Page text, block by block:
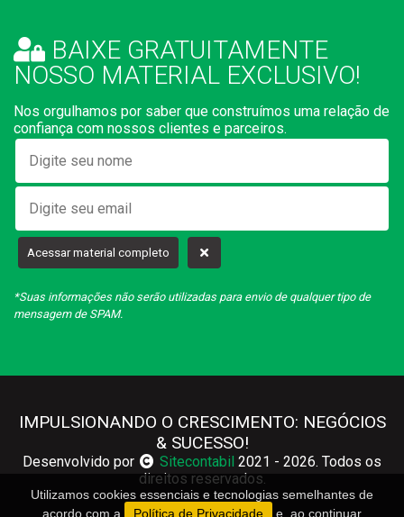
BAIXE GRATUITAMENTE
NOSSO MATERIAL EXCLUSIVO!
Nos orgulhamos por saber que construímos uma relação de
confiança com nossos clientes e parceiros.
Acessar material completo
*Suas informações não serão utilizadas para envio de qualquer tipo de
mensagem de SPAM.
IMPULSIONANDO O CRESCIMENTO: NEGÓCIOS
& SUCESSO!
Desenvolvido por Sitecontabil 2021 - 2026. Todos os
direitos reservados.
Utilizamos cookies essenciais e tecnologias semelhantes de
acordo com a
Política de Privacidade e, ao continuar